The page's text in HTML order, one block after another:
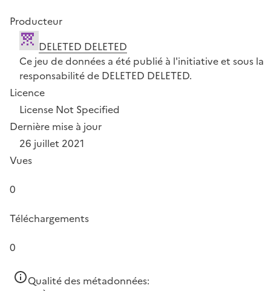
Producteur
DELETED DELETED
Ce jeu de données a été publié à l'initiative et sous la
responsabilité de DELETED DELETED.
Licence
License Not Specified
Dernière mise à jour
26 juillet 2021
Vues
0
Téléchargements
0
Qualité des métadonnées: